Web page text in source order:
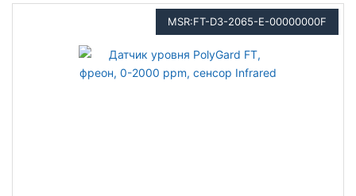
MSR:FT-D3-2065-E-00000000F